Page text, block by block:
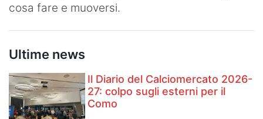
cosa fare e muoversi.
Ultime news
Il Diario del Calciomercato 2026-
27: colpo sugli esterni per il
Como